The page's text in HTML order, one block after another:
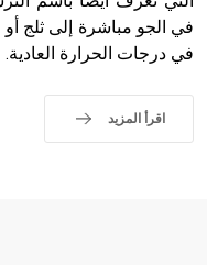
في الجو مباشرة إلى ثلج أو
في درجات الحرارة العادية.
اقرأ المزيد